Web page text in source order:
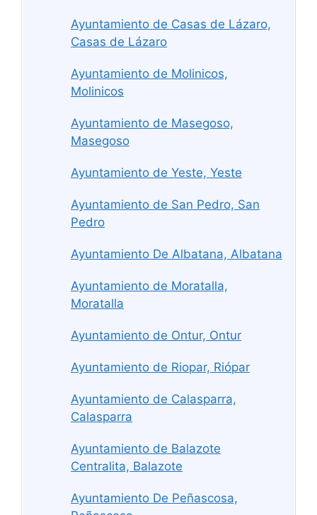
Ayuntamiento de Casas de Lázaro,
Casas de Lázaro
Ayuntamiento de Molinicos,
Molinicos
Ayuntamiento de Masegoso,
Masegoso
Ayuntamiento de Yeste, Yeste
Ayuntamiento de San Pedro, San
Pedro
Ayuntamiento De Albatana, Albatana
Ayuntamiento de Moratalla,
Moratalla
Ayuntamiento de Ontur, Ontur
Ayuntamiento de Riopar, Riópar
Ayuntamiento de Calasparra,
Calasparra
Ayuntamiento de Balazote
Centralita, Balazote
Ayuntamiento De Peñascosa,